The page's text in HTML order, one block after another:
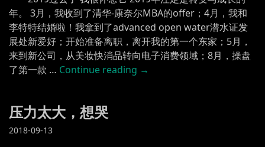
年。 3月，我收到了清华-康奈尔MBA的offer；4月，我和
李特特结婚啦！我拿到了advanced open water潜水证发
展处新爱好；开始准备离职，离开我的第一个东家；5月，
来到新公司，从美妆快消品转向电子消费领域；8月，操盘
了第一款 … Continue reading →
压力太大，想哭
2018-09-13